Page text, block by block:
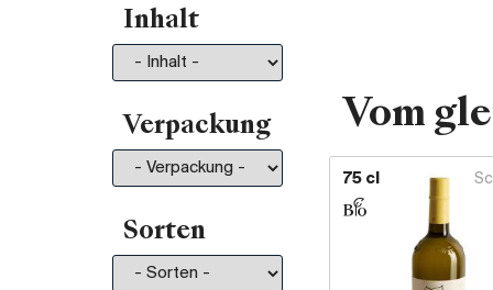
Von 150.- bis 200.-
Mehr als 200.-
210
Inhalt
Verpackung
Sorten
Vom
75 cl